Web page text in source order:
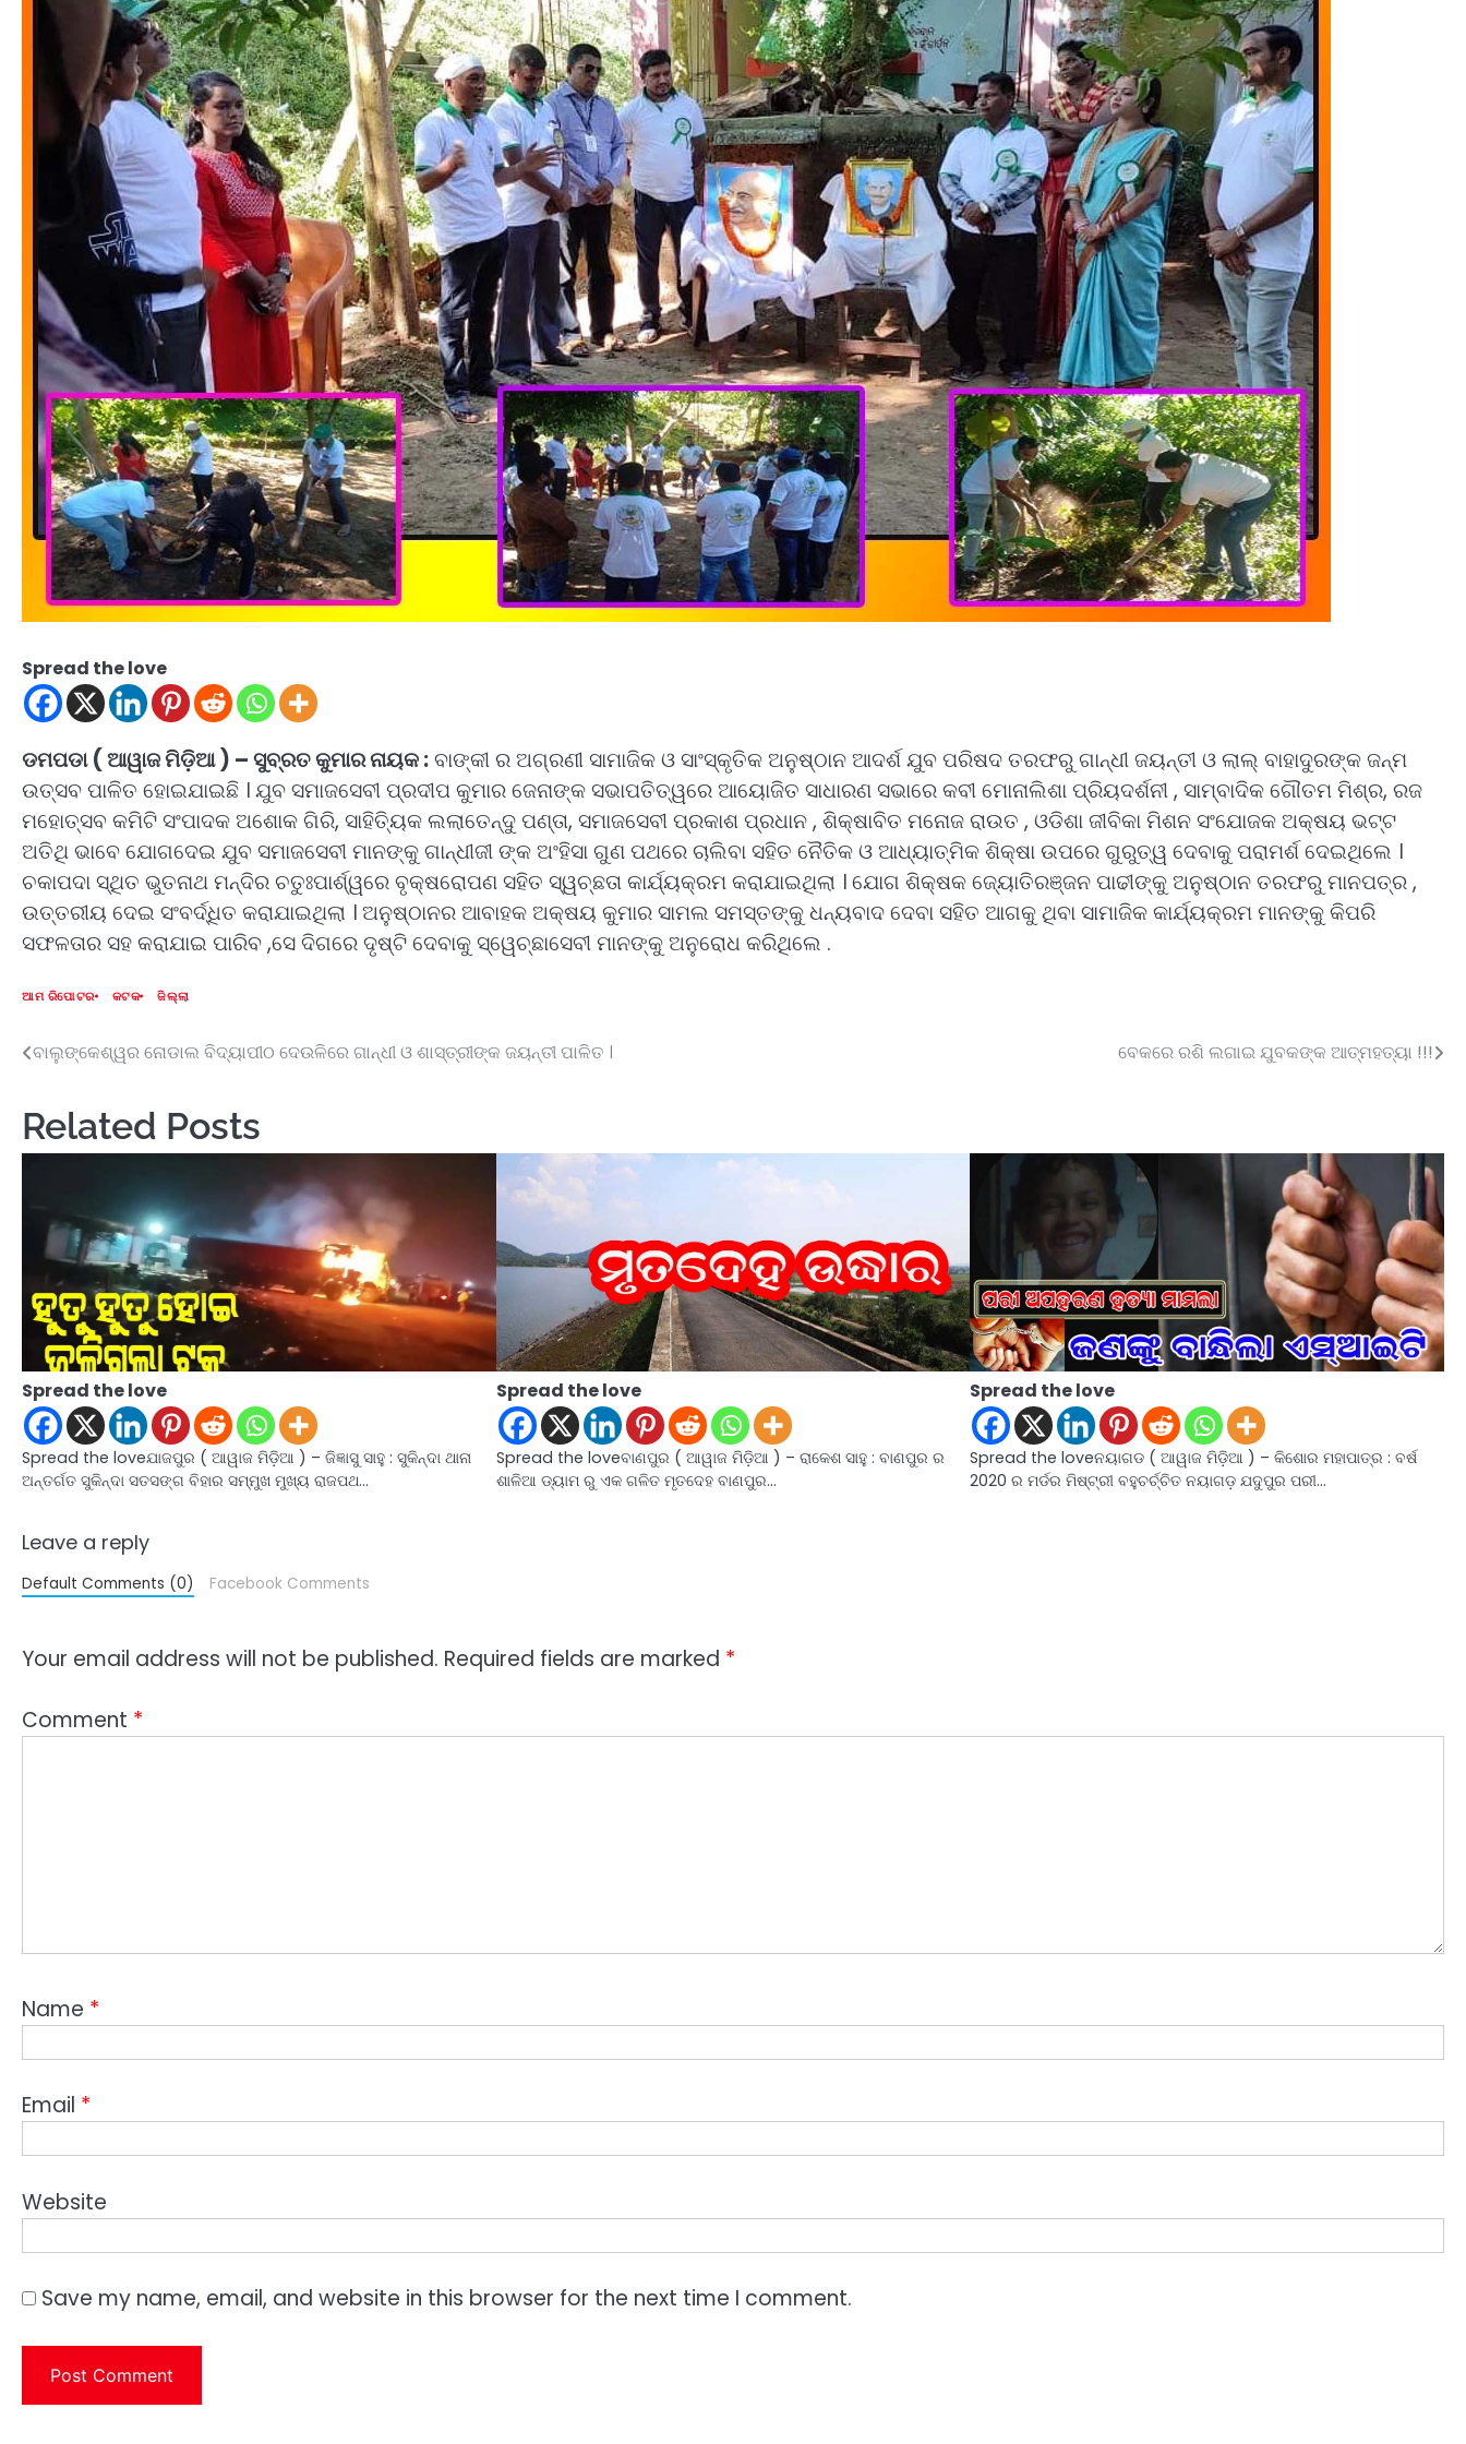
Spread the love
ଡମପଡା ( ଆୱାଜ ମିଡ଼ିଆ ) – ସୁବ୍ରତ କୁମାର ନାୟକ :ବାଙ୍କୀ ର ଅଗ୍ରଣୀ ସାମାଜିକ ଓ ସାଂସ୍କୃତିକ ଅନୁଷ୍ଠାନ ଆଦର୍ଶ ଯୁବ ପରିଷଦ ତରଫରୁ ଗାନ୍ଧୀ ଜୟନ୍ତୀ ଓ ଲାଲ୍ ବାହାଦୁରଙ୍କ ଜନ୍ମ
ଉତ୍ସବ ପାଳିତ ହୋଇଯାଇଛି । ଯୁବ ସମାଜସେବୀ ପ୍ରଦୀପ କୁମାର ଜେନାଙ୍କ ସଭାପତିତ୍ୱରେ ଆୟୋଜିତ ସାଧାରଣ ସଭାରେ କବୀ ମୋନାଲିଶା ପ୍ରିୟଦର୍ଶନୀ , ସାମ୍ବାଦିକ ଗୌତମ ମିଶ୍ର, ରଜ
ମହୋତ୍ସବ କମିଟି ସଂପାଦକ ଅଶୋକ ଗିରି, ସାହିତ୍ୟିକ ଲଲାତେନ୍ଦୁ ପଣ୍ତା, ସମାଜସେବୀ ପ୍ରକାଶ ପ୍ରଧାନ , ଶିକ୍ଷାବିତ ମନୋଜ ରାଉତ , ଓଡିଶା ଜୀବିକା ମିଶନ ସଂଯୋଜକ ଅକ୍ଷୟ ଭଟ୍ଟ
ଅତିଥି ଭାବେ ଯୋଗଦେଇ ଯୁବ ସମାଜସେବୀ ମାନଙ୍କୁ ଗାନ୍ଧୀଜୀ ଙ୍କ ଅଂହିସା ଗୁଣ ପଥରେ ଚାଲିବା ସହିତ ନୈତିକ ଓ ଆଧ୍ୟାତ୍ମିକ ଶିକ୍ଷା ଉପରେ ଗୁରୁତ୍ୱ ଦେବାକୁ ପରାମର୍ଶ ଦେଇଥିଲେ ।
ଚକାପଦା ସ୍ଥିତ ଭୁତନାଥ ମନ୍ଦିର ଚତୁଃପାର୍ଶ୍ୱରେ ବୃକ୍ଷରୋପଣ ସହିତ ସ୍ୱଚ୍ଛତା କାର୍ଯ୍ୟକ୍ରମ କରାଯାଇଥିଲା । ଯୋଗ ଶିକ୍ଷକ ଜ୍ୟୋତିରଞ୍ଜନ ପାଢୀଙ୍କୁ ଅନୁଷ୍ଠାନ ତରଫରୁ ମାନପତ୍ର ,
ଉତ୍ତରୀୟ ଦେଇ ସଂବର୍ଦ୍ଧିତ କରାଯାଇଥିଲା । ଅନୁଷ୍ଠାନର ଆବାହକ ଅକ୍ଷୟ କୁମାର ସାମଲ ସମସ୍ତଙ୍କୁ ଧନ୍ୟବାଦ ଦେବା ସହିତ ଆଗକୁ ଥିବା ସାମାଜିକ କାର୍ଯ୍ୟକ୍ରମ ମାନଙ୍କୁ କିପରି
ସଫଳତାର ସହ କରାଯାଇ ପାରିବ ,ସେ ଦିଗରେ ଦୃଷ୍ଟି ଦେବାକୁ ସ୍ୱେଚ୍ଛାସେବୀ ମାନଙ୍କୁ ଅନୁରୋଧ କରିଥିଲେ .
ଆମ ରିପୋଟର କଟକ ଜିଲ୍ଲା
Post
ବାଲୁଙ୍କେଶ୍ୱର ନୋଡାଲ ବିଦ୍ୟାପୀଠ ଦେଉଳିରେ ଗାନ୍ଧୀ ଓ ଶାସ୍ତ୍ରୀଙ୍କ ଜୟନ୍ତୀ ପାଳିତ । ବେକରେ ରଶି ଲଗାଇ ଯୁବକଙ୍କ ଆତ୍ମହତ୍ୟା !!!
Related Posts
Spread the love
Spread the loveଯାଜପୁର ( ଆୱାଜ ମିଡ଼ିଆ ) – ଜିଜ୍ଞାସୁ ସାହୁ : ସୁକିନ୍ଦା ଥାନା
ଅନ୍ତର୍ଗତ ସୁକିନ୍ଦା ସତସଙ୍ଗ ବିହାର ସମ୍ମୁଖ ମୁଖ୍ୟ ରାଜପଥ…
Spread the love
Spread the loveବାଣପୁର ( ଆୱାଜ ମିଡ଼ିଆ ) – ରାକେଶ ସାହୁ : ବାଣପୁର ର
ଶାଳିଆ ଡ୍ୟାମ ରୁ ଏକ ଗଳିତ ମୃତଦେହ ବାଣପୁର…
Spread the love
Spread the loveନୟାଗଡ ( ଆୱାଜ ମିଡ଼ିଆ ) – କିଶୋର ମହାପାତ୍ର : ବର୍ଷ
2020 ର ମର୍ଡର ମିଷ୍ଟ୍ରୀ ବହୁଚର୍ଚ୍ଚିତ ନୟାଗଡ଼ ଯଦୁପୁର ପରୀ…
Leave a reply
Default Comments (0) Facebook Comments
Your email address will not be published. Required fields are marked *
Comment *
Name *
Email *
Website
Save my name, email, and website in this browser for the next time I comment.